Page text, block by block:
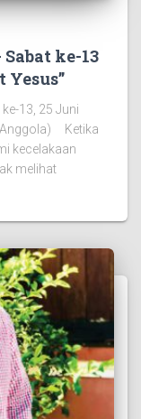
ke-13
13, 25 Juni
Ketika
kecelakaan
melihat